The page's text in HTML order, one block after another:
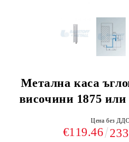
Метална каса
височини 1875
Цена без
€119.46